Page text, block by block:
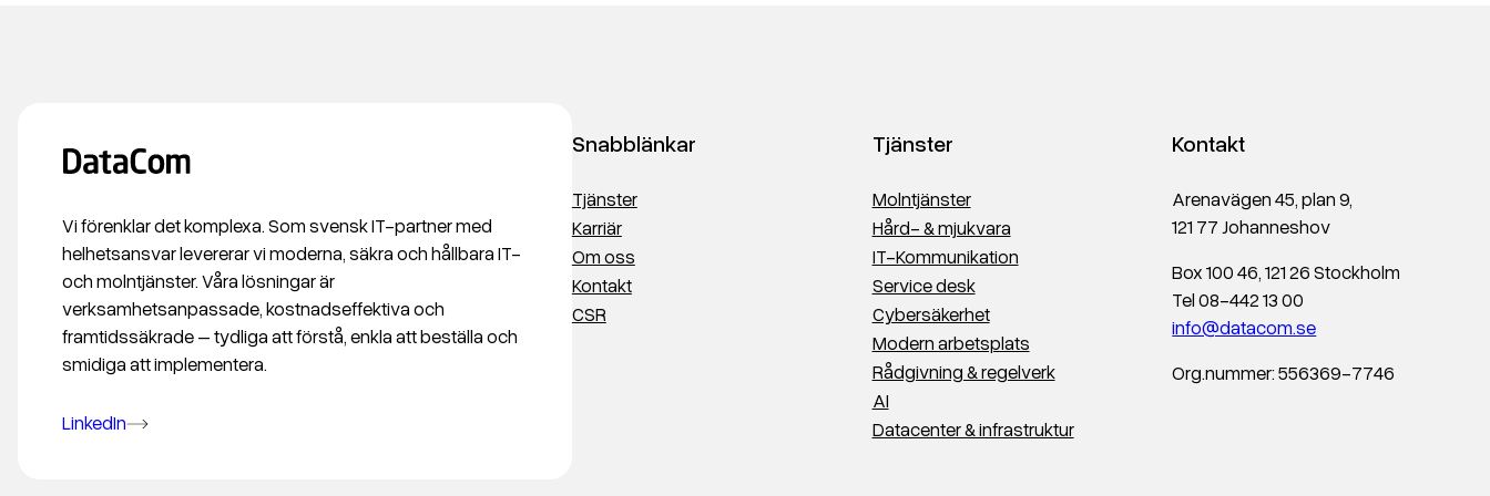
Vi förenklar det komplexa. Som svensk IT-partner med
helhetsansvar levererar vi moderna, säkra och hållbara IT-
och molntjänster. Våra lösningar är
verksamhetsanpassade, kostnadseffektiva och
framtidssäkrade – tydliga att förstå, enkla att beställa och
smidiga att implementera.
LinkedIn
Snabblänkar
Tjänster
Karriär
Om oss
Kontakt
CSR
Tjänster
Molntjänster
Hård- & mjukvara
IT-Kommunikation
Service desk
Cybersäkerhet
Modern arbetsplats
Rådgivning & regelverk
AI
Datacenter & infrastruktur
Kontakt
Arenavägen 45, plan 9,
121 77 Johanneshov
Box 100 46, 121 26 Stockholm
Tel 08-442 13 00
info@datacom.se
Org.nummer: 556369-7746